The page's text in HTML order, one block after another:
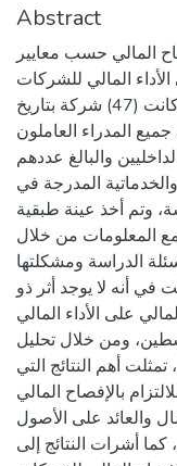
Abstract
المالي حسب معايير
الأداء المالي للشركات
المدرجة في بورصة فلسطين وكانت (47) شركة بتاريخ
جميع المدراء العاملون
والبالغ عددهم
المدرجة في
وتم أخذ عينة طبقية
فرداً، وتم جمع المعلومات من خلال
الدراسة ومشكلتها
أنه لا يوجد أثر ذو
على الأداء المالي
ومن خلال تحليل
أهم النتائج التي
بالإفصاح المالي
والعائد على الأصول
أشرات النتائج إلى